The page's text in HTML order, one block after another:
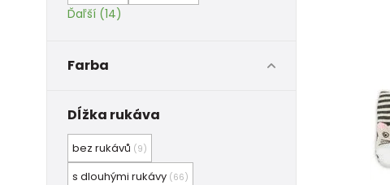
Ďaľší (14)
Farba
Dĺžka rukáva
bez rukávů (9)
s dlouhými rukávy (66)